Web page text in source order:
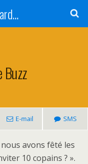
Buzz
E-mail SMS
avons fêté les
10 copains ? ».